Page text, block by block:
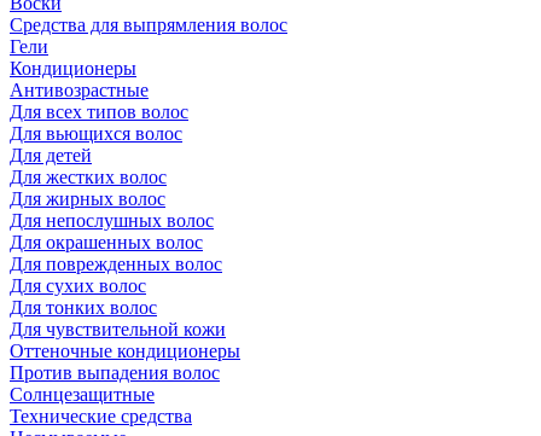
Средства для выпрямления волос
Гели
Кондиционеры
Антивозрастные
Для всех типов волос
Для вьющихся волос
Для детей
Для жестких волос
Для жирных волос
Для непослушных волос
Для окрашенных волос
Для поврежденных волос
Для сухих волос
Для тонких волос
Для чувствительной кожи
Оттеночные кондиционеры
Против выпадения волос
Солнцезащитные
Технические средства